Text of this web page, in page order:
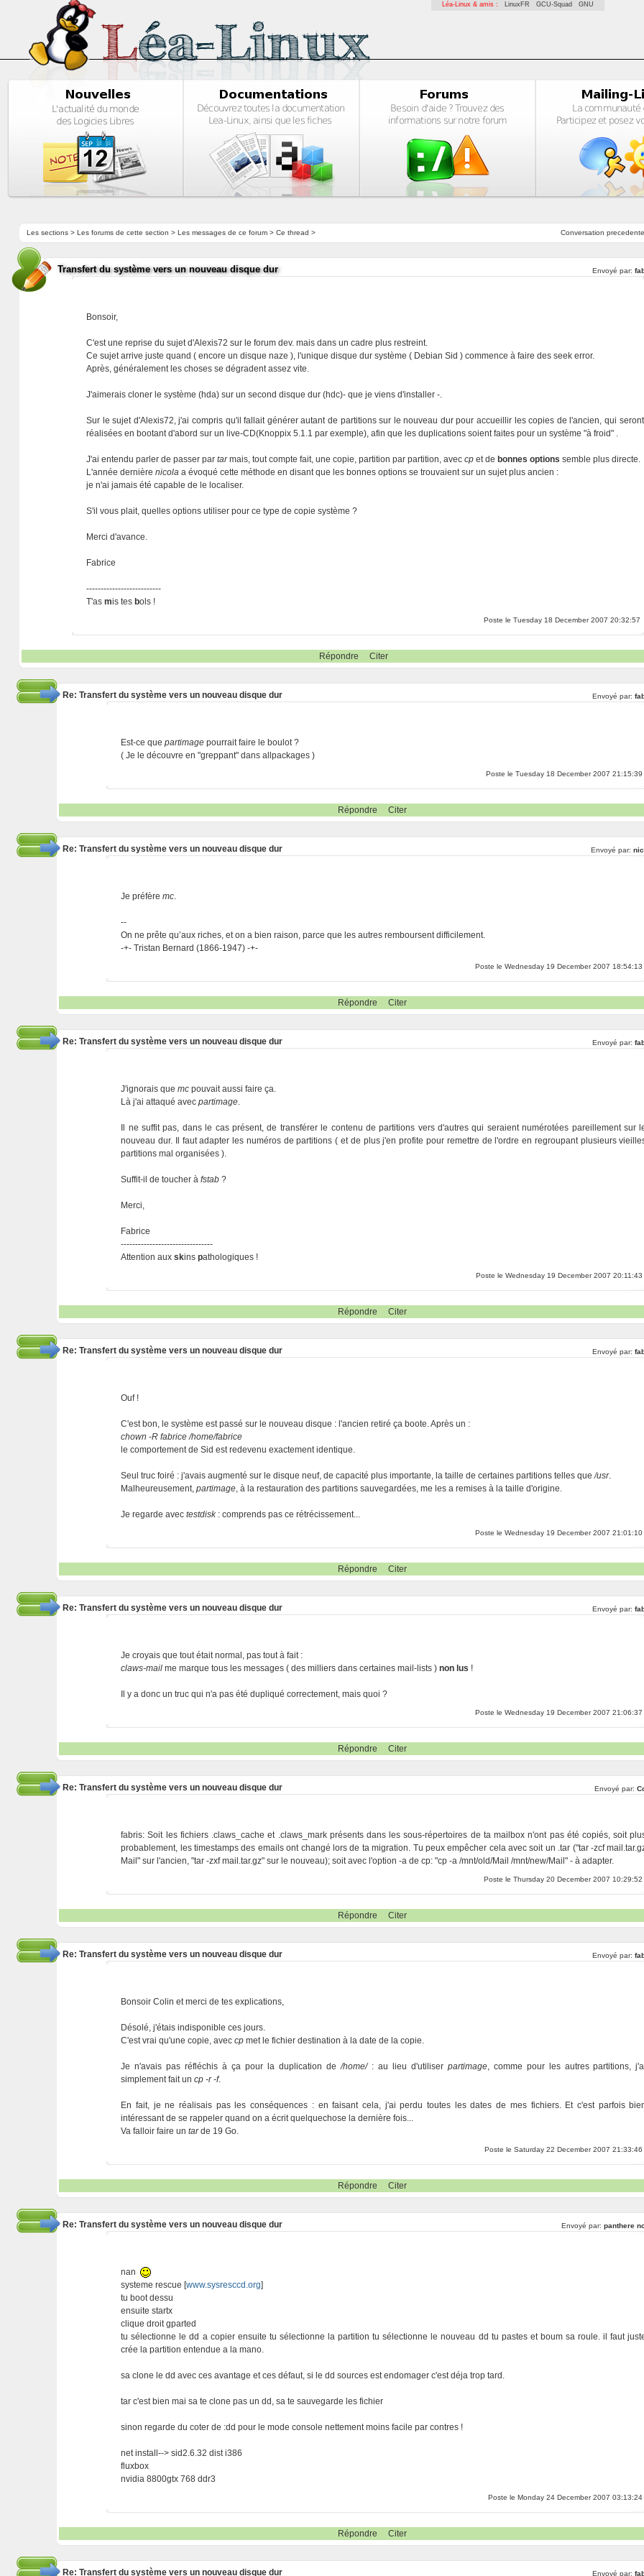
Léa-Linux & amis : LinuxFR GCU-Squad GNU
Conversation precedente
Les sections> Les forums de cette section > Les messages de ce forum> Ce thread >
Transfert du système vers un nouveau disque dur Envoyé par:
Bonsoir,
C'est une reprise du sujet d'Alexis72 sur le forum dev. mais dans un cadre plus restreint.
Ce sujet arrive juste quand ( encore un disque naze ), l'unique disque dur système ( Debian Sid ) commence à faire des seek error.
Après, généralement les choses se dégradent assez vite.
J'aimerais cloner le système (hda) sur un second disque dur (hdc)- que je viens d'installer -.
Sur le sujet d'Alexis72, j'ai compris qu'il fallait générer autant de partitions sur le nouveau dur pour accueillir les copies de l'ancien, qui seront
réalisées en bootant d'abord sur un live-CD(Knoppix 5.1.1 par exemple), afin que les duplications soient faites pour un système "à froid" .
J'ai entendu parler de passer partarmais, tout compte fait, une copie, partition par partition, aveccp et de bonnes options semble plus directe.
L'année dernièrenicola a évoqué cette méthode en disant que les bonnes options se trouvaient sur un sujet plus ancien :
je n'ai jamais été capable de le localiser.
S'il vous plait, quelles options utiliser pour ce type de copie système ?
Merci d'avance.
Fabrice
--------------------------
T'asmis tes bols !
Poste le Tuesday 18 December 2007 20:32:57
Répondre Citer
Re: Transfert du système vers un nouveau disque dur Envoyé par:
Est-ce quepartimage pourrait faire le boulot ?
( Je le découvre en "greppant" dans allpackages )
Poste le Tuesday 18 December 2007 21:15:39
Répondre Citer
Re: Transfert du système vers un nouveau disque dur Envoyé par:
Je préfèremc.
--
On ne prête qu’aux riches, et on a bien raison, parce que les autres remboursent difficilement.
-+- Tristan Bernard (1866-1947) -+-
Poste le Wednesday 19 December 2007 18:54:13
Répondre Citer
Re: Transfert du système vers un nouveau disque dur Envoyé par:
J'ignorais quemc pouvait aussi faire ça.
Là j'ai attaqué avecpartimage.
Il ne suffit pas, dans le cas présent, de transférer le contenu de partitions vers d'autres qui seraient numérotées pareillement sur
nouveau dur. Il faut adapter les numéros de partitions ( et de plus j'en profite pour remettre de l'ordre en regroupant plusieurs
partitions mal organisées ).
Suffit-il de toucher àfstab ?
Merci,
Fabrice
--------------------------------
Attention auxskinspathologiques !
Poste le Wednesday 19 December 2007 20:11:43
Répondre Citer
Re: Transfert du système vers un nouveau disque dur Envoyé par:
Ouf !
C'est bon, le système est passé sur le nouveau disque : l'ancien retiré ça boote. Après un :
chown -R fabrice /home/fabrice
le comportement de Sid est redevenu exactement identique.
Seul truc foiré : j'avais augmenté sur le disque neuf, de capacité plus importante, la taille de certaines partitions telles que/usr.
Malheureusement,partimage, à la restauration des partitions sauvegardées, me les a remises à la taille d'origine.
Je regarde avectestdisk: comprends pas ce rétrécissement...
Poste le Wednesday 19 December 2007 21:01:10
Répondre Citer
Re: Transfert du système vers un nouveau disque dur Envoyé par:
Je croyais que tout était normal, pas tout à fait :
claws-mail me marque tous les messages ( des milliers dans certaines mail-lists )non lus !
Il y a donc un truc qui n'a pas été dupliqué correctement, mais quoi ?
Poste le Wednesday 19 December 2007 21:06:37
Répondre Citer
Re: Transfert du système vers un nouveau disque dur Envoyé par:
fabris: Soit les fichiers .claws_cache et .claws_mark présents dans les sous-répertoires de ta mailbox n'ont pas été copiés, soit
probablement, les timestamps des emails ont changé lors de ta migration. Tu peux empêcher cela avec soit un .tar ("tar -zcf
Mail" sur l'ancien, "tar -zxf mail.tar.gz" sur le nouveau); soit avec l'option -a de cp: "cp -a /mnt/old/Mail /mnt/new/Mail" - à adapter.
Poste le Thursday 20 December 2007 10:29:52
Répondre Citer
Re: Transfert du système vers un nouveau disque dur Envoyé par:
Bonsoir Colin et merci de tes explications,
Désolé, j'étais indisponible ces jours.
C'est vrai qu'une copie, aveccp met le fichier destination à la date de la copie.
Je n'avais pas réfléchis à ça pour la duplication de/home/: au lieu d'utiliser partimage, comme pour les autres partitions,
simplement fait uncp -r -f.
En fait, je ne réalisais pas les conséquences : en faisant cela, j'ai perdu toutes les dates de mes fichiers. Et c'est parfois
intéressant de se rappeler quand on a écrit quelquechose la dernière fois...
Va falloir faire untarde 19 Go.
Poste le Saturday 22 December 2007 21:33:46
Répondre Citer
Re: Transfert du système vers un nouveau disque dur Envoyé par: panthere
nan
systeme rescue [www.sysresccd.org]
tu boot dessu
ensuite startx
clique droit gparted
tu sélectionne le dd a copier ensuite tu sélectionne la partition tu sélectionne le nouveau dd tu pastes et boum sa roule. il faut
crée la partition entendue a la mano.
sa clone le dd avec ces avantage et ces défaut, si le dd sources est endomager c'est déja trop tard.
tar c'est bien mai sa te clone pas un dd, sa te sauvegarde les fichier
sinon regarde du coter de :dd pour le mode console nettement moins facile par contres !
net install--> sid2.6.32 dist i386
fluxbox
nvidia 8800gtx 768 ddr3
Poste le Monday 24 December 2007 03:13:24
Répondre Citer
Re: Transfert du système vers un nouveau disque dur Envoyé par: